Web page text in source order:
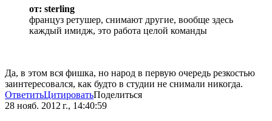
от: sterling
француз ретушер, снимают другие, вообще здесь
каждый имидж, это работа целой команды
Да, в этом вся фишка, но народ в первую очередь резкостью
заинтересовался, как будто в студии не снимали никогда.
ОтветитьЦитироватьПоделиться
28 нояб. 2012 г., 14:40:59